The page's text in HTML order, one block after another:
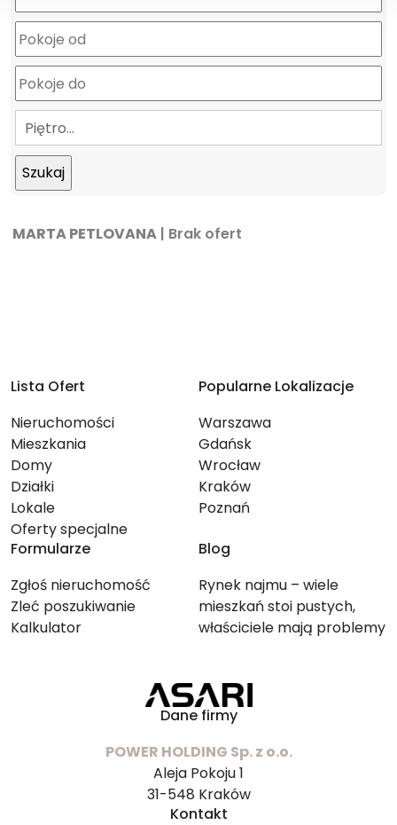
Piętro…
MARTA PETLOVANA | Brak ofert
Lista Ofert
Nieruchomości
Mieszkania
Domy
Działki
Lokale
Oferty specjalne
Popularne Lokalizacje
Warszawa
Gdańsk
Wrocław
Kraków
Poznań
Formularze
Zgłoś nieruchomość
Zleć poszukiwanie
Kalkulator
Blog
Rynek najmu – wiele
mieszkań stoi pustych,
właściciele mają problemy
Dane firmy
POWER HOLDING Sp. z o.o.
Aleja Pokoju 1
31-548 Kraków
Kontakt